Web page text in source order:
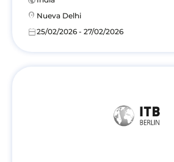
location_on Nueva Delhi
calendar_today25/02/2026 - 27/02/2026